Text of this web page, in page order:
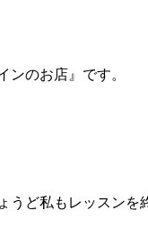
ンのお店』です。
ど私もレッスン